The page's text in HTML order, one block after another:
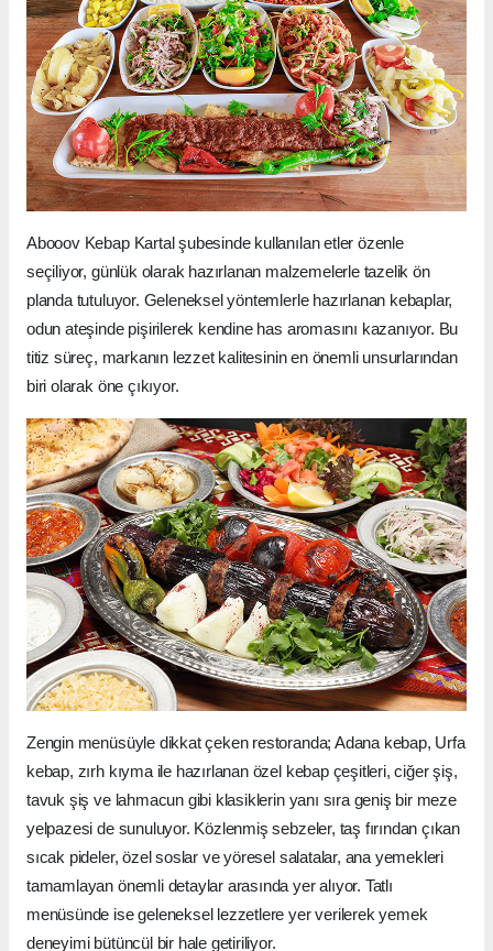
Abooov Kebap Kartal şubesinde kullanılan etler özenle
seçiliyor, günlük olarak hazırlanan malzemelerle tazelik ön
planda tutuluyor. Geleneksel yöntemlerle hazırlanan kebaplar,
odun ateşinde pişirilerek kendine has aromasını kazanıyor. Bu
titiz süreç, markanın lezzet kalitesinin en önemli unsurlarından
biri olarak öne çıkıyor.
Zengin menüsüyle dikkat çeken restoranda; Adana kebap, Urfa
kebap, zırh kıyma ile hazırlanan özel kebap çeşitleri, ciğer şiş,
tavuk şiş ve lahmacun gibi klasiklerin yanı sıra geniş bir meze
yelpazesi de sunuluyor. Közlenmiş sebzeler, taş fırından çıkan
sıcak pideler, özel soslar ve yöresel salatalar, ana yemekleri
tamamlayan önemli detaylar arasında yer alıyor. Tatlı
menüsünde ise geleneksel lezzetlere yer verilerek yemek
deneyimi bütüncül bir hale getiriliyor.